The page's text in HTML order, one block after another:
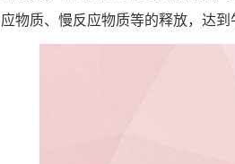
应物质、慢反应物质等的释放，达